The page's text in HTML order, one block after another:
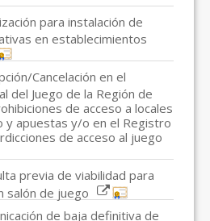
para instalación de
en establecimientos
Cancelación en el
del Juego de la Región de
de acceso a locales
y apuestas y/o en el Registro
de acceso al juego
previa de viabilidad para
salón de juego
de baja definitiva de